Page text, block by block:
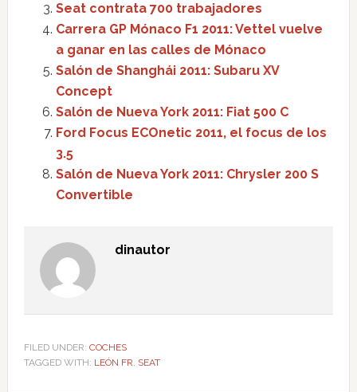
Seat contrata 700 trabajadores
Carrera GP Mónaco F1 2011: Vettel vuelve
a ganar en las calles de Mónaco
Salón de Shanghái 2011: Subaru XV
Concept
Salón de Nueva York 2011: Fiat 500 C
Ford Focus ECOnetic 2011, el focus de los
3.5
Salón de Nueva York 2011: Chrysler 200 S
Convertible
dinautor
FILED UNDER: COCHES
TAGGED WITH: LEÓN FR, SEAT